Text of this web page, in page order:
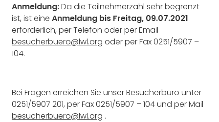
Anmeldung:Da die Teilnehmerzahl sehr begrenzt
ist, ist eine Anmeldung bis Freitag, 09.07.2021
erforderlich, per Telefon oder per Email
besucherbuero@lwl.org oder per Fax 0251/5907 –
104.
Bei Fragen erreichen Sie unser Besucherbüro unter
0251/5907 201, per Fax 0251/5907 – 104 und per Mail
besucherbuero@lwl.org .